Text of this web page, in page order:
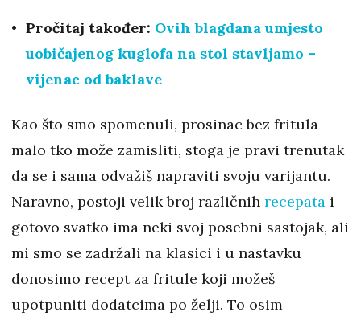
Pročitaj također: Ovih blagdana umjesto
uobičajenog kuglofa na stol stavljamo –
vijenac od baklave
Kao što smo spomenuli, prosinac bez fritula
malo tko može zamisliti, stoga je pravi trenutak
da se i sama odvažiš napraviti svoju varijantu.
Naravno, postoji velik broj različnih recepata i
gotovo svatko ima neki svoj posebni sastojak, ali
mi smo se zadržali na klasici i u nastavku
donosimo recept za fritule koji možeš
upotpuniti dodatcima po želji. To osim